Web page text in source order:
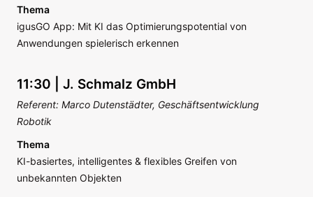
Thema
igusGO App: Mit KI das Optimierungspotential von
Anwendungen spielerisch erkennen
11:30 | J. Schmalz GmbH
Referent: Marco Dutenstädter, Geschäftsentwicklung
Robotik
Thema
KI-basiertes, intelligentes & flexibles Greifen von
unbekannten Objekten